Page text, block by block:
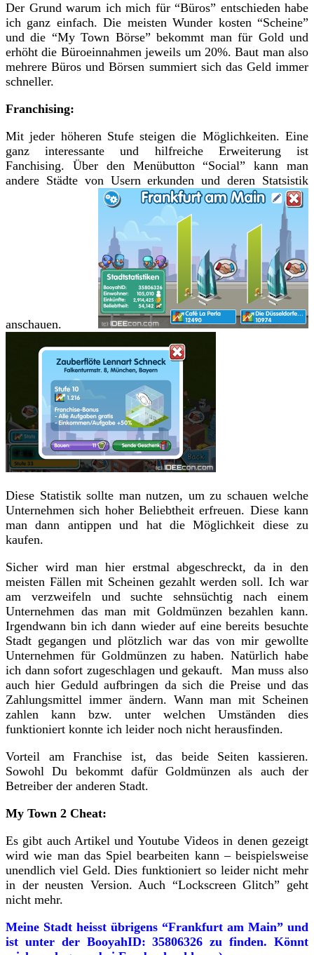
Der Grund warum ich mich für “Büros” entschieden habe
ich ganz einfach. Die meisten Wunder kosten “Scheine”
und die “My Town Börse” bekommt man für Gold und
erhöht die Büroeinnahmen jeweils um 20%. Baut man also
mehrere Büros und Börsen summiert sich das Geld immer
schneller.
Franchising:
Mit jeder höheren Stufe steigen die Möglichkeiten. Eine
ganz interessante und hilfreiche Erweiterung ist
Fanchising. Über den Menübutton “Social” kann man
andere Städte von Usern erkunden und deren Statsistik
anschauen.
Diese Statistik sollte man nutzen, um zu schauen welche
Unternehmen sich hoher Beliebtheit erfreuen. Diese kann
man dann antippen und hat die Möglichkeit diese zu
kaufen.
Sicher wird man hier erstmal abgeschreckt, da in den
meisten Fällen mit Scheinen gezahlt werden soll. Ich war
am verzweifeln und suchte sehnsüchtig nach einem
Unternehmen das man mit Goldmünzen bezahlen kann.
Irgendwann bin ich dann wieder auf eine bereits besuchte
Stadt gegangen und plötzlich war das von mir gewollte
Unternehmen für Goldmünzen zu haben. Natürlich habe
ich dann sofort zugeschlagen und gekauft. Man muss also
auch hier Geduld aufbringen da sich die Preise und das
Zahlungsmittel immer ändern. Wann man mit Scheinen
zahlen kann bzw. unter welchen Umständen dies
funktioniert konnte ich leider noch nicht herausfinden.
Vorteil am Franchise ist, das beide Seiten kassieren.
Sowohl Du bekommt dafür Goldmünzen als auch der
Betreiber der anderen Stadt.
My Town 2 Cheat:
Es gibt auch Artikel und Youtube Videos in denen gezeigt
wird wie man das Spiel bearbeiten kann – beispielsweise
unendlich viel Geld. Dies funktioniert so leider nicht mehr
in der neusten Version. Auch “Lockscreen Glitch” geht
nicht mehr.
Meine Stadt heisst übrigens “Frankfurt am Main” und
ist unter der BooyahID: 35806326 zu finden. Könnt